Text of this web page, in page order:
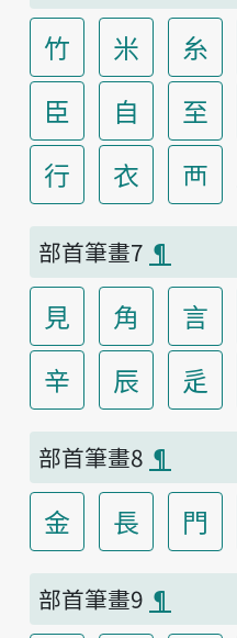
竹 米 糸
臣
自 至
行
衣 襾
部首筆畫7 ¶
見 角 言
辛
辰 辵
部首筆畫8 ¶
金 長 門
部首筆畫9 ¶